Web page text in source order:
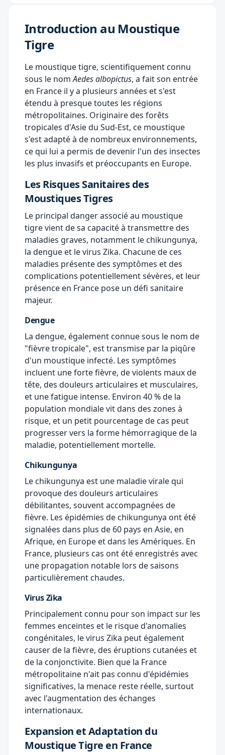
Introduction au Moustique
Tigre
Le moustique tigre, scientifiquement connu
sous le nomAedes albopictus, a fait son entrée
en France il y a plusieurs années et s'est
étendu à presque toutes les régions
métropolitaines. Originaire des forêts
tropicales d'Asie du Sud-Est, ce moustique
s'est adapté à de nombreux environnements,
ce qui lui a permis de devenir l'un des insectes
les plus invasifs et préoccupants en Europe.
Les Risques Sanitaires des
Moustiques Tigres
Le principal danger associé au moustique
tigre vient de sa capacité à transmettre des
maladies graves, notamment le chikungunya,
la dengue et le virus Zika. Chacune de ces
maladies présente des symptômes et des
complications potentiellement sévères, et leur
présence en France pose un défi sanitaire
majeur.
Dengue
La dengue, également connue sous le nom de
"fièvre tropicale", est transmise par la piqûre
d'un moustique infecté. Les symptômes
incluent une forte fièvre, de violents maux de
tête, des douleurs articulaires et musculaires,
et une fatigue intense. Environ 40 % de la
population mondiale vit dans des zones à
risque, et un petit pourcentage de cas peut
progresser vers la forme hémorragique de la
maladie, potentiellement mortelle.
Chikungunya
Le chikungunya est une maladie virale qui
provoque des douleurs articulaires
débilitantes, souvent accompagnées de
fièvre. Les épidémies de chikungunya ont été
signalées dans plus de 60 pays en Asie, en
Afrique, en Europe et dans les Amériques. En
France, plusieurs cas ont été enregistrés avec
une propagation notable lors de saisons
particulièrement chaudes.
Virus Zika
Principalement connu pour son impact sur les
femmes enceintes et le risque d'anomalies
congénitales, le virus Zika peut également
causer de la fièvre, des éruptions cutanées et
de la conjonctivite. Bien que la France
métropolitaine n'ait pas connu d'épidémies
significatives, la menace reste réelle, surtout
avec l'augmentation des échanges
internationaux.
Expansion et Adaptation du
Moustique Tigre en France